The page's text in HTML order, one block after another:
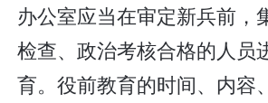
办公室应当在审定新兵前，
检查、政治考核合格的人员
育。役前教育的时间、内容